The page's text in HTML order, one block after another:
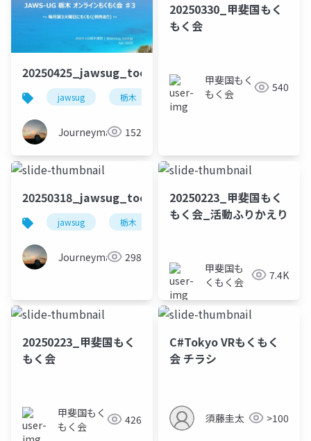
jawsug 栃木 オンライン もくもく会
Journeyman 152
20250330_甲斐国もく
もく会
甲斐国もく
もく会
540
jawsug 栃木 オンライン
Journeyman 298
20250223_甲斐国もく
もく会_活動ふりかえり
甲斐国も
くもく会
7.4K
20250223_甲斐国もく
もく会
甲斐国もく
もく会
426
C#Tokyo VRもくもく
会 チラシ
須藤圭太 >100